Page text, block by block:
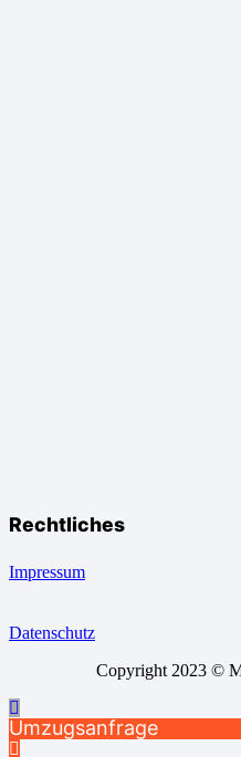
Rechtliches
Impressum
Datenschutz
Copyright 2023 ©
Umzugsanfrage